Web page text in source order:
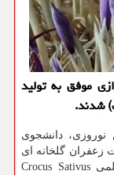
موفق به تولید
شدند.
نوروزی، دانشجوی
گلخانه ای
به روش هواکشت گ، فت: زعفران با نام علمی Crocus Sativus